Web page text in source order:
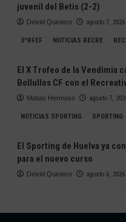
juvenil del Betis (2-2)
Deivid Quintero agosto 7, 2026
3ªRFEF NOTICIAS RECRE
El X Trofeo de la Vendimia
Bollullos CF con el
Matias Hermoso agosto 7,
NOTICIAS SPORTING SPORTING
El Sporting de Huelva ya
para el nuevo curso
Deivid Quintero agosto 6, 2026